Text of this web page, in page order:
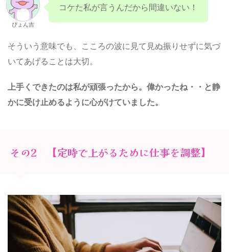
ぴょん吉
コケた私が言うんだから間違いない！
そういう意味でも、こころの波に見て見ぬ振りせずに気づ
いてあげることは大切。
上手くできたのは私が頑張ったから。偉かったね・・と静
かに受け止めるように心がけていました。
その2 【定時で上がるために仕事を調整】